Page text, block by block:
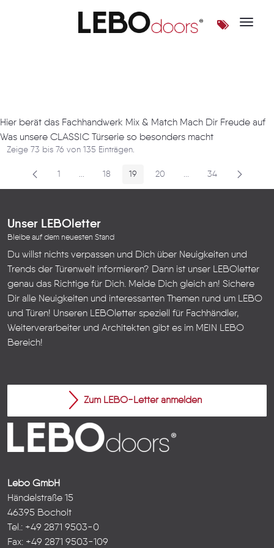
Toggle
Hier berät das Fachhandwerk Mix & Match Mach Dir Freude auf
Was unsere CLASSIC Türserie so besonders macht
Zeige 73 bis 76 von 135 Einträgen.
Seite
1 ...Zwischenseiten
Seite
18 Seite
19 Seite
20 ...Zwischenseiten
Seite
34
Unser LEBOletter
Bleibe auf dem neuesten Stand
Du willst nichts verpassen und Dich über Neuigkeiten und
Trends der Türenwelt informieren? Dann ist unser LEBOletter
genau das Richtige für Dich. Melde Dich gleich an! Sichere
Dir alle Neuigkeiten und interessanten Themen rund um LEBO
und Türen! Unseren LEBOletter speziell für Fachhändler,
Weiterverarbeiter und Architekten gibt es im MEIN LEBO
Bereich!
Zum LEBO-Letter anmelden
Lebo GmbH
Händelstraße 15
46395 Bocholt
Tel.: +49 2871 9503-0
Fax: +49 2871 9503-109